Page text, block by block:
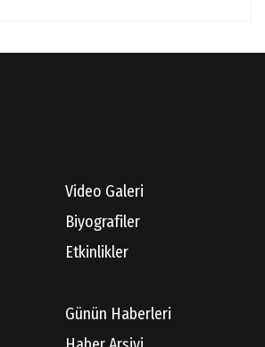
Video Galeri
Biyografiler
Etkinlikler
Günün Haberleri